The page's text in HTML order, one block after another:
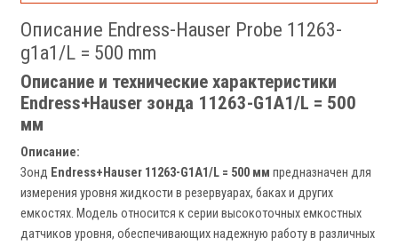
Описание Endress-Hauser Probe 11263-
g1a1/L = 500 mm
Описание и технические характеристики
Endress+Hauser зонда 11263-G1A1/L = 500
мм
Описание:
Зонд Endress+Hauser 11263-G1A1/L = 500 мм предназначен для
измерения уровня жидкости в резервуарах, баках и других
емкостях. Модель относится к серии высокоточных емкостных
датчиков уровня, обеспечивающих надежную работу в различных